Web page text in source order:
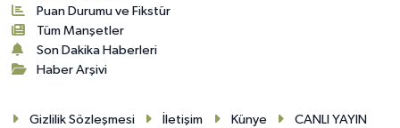
Puan Durumu ve Fikstür
Tüm Manşetler
Son Dakika Haberleri
Haber Arşivi
Gizlilik Sözleşmesi İletişim Künye CANLI YAYIN